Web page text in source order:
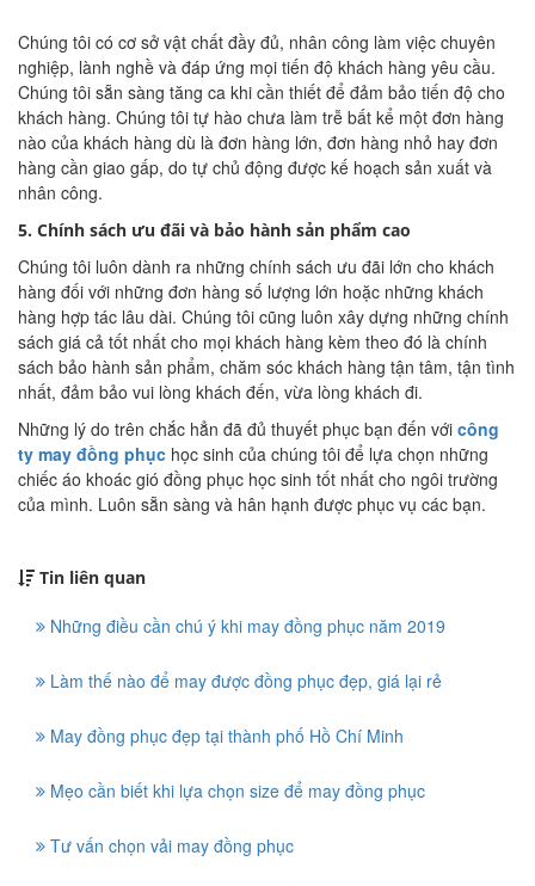
Chúng tôi có cơ sở vật chất đầy đủ, nhân công làm việc chuyên
nghiệp, lành nghề và đáp ứng mọi tiến độ khách hàng yêu cầu.
Chúng tôi sẵn sàng tăng ca khi cần thiết để đảm bảo tiến độ cho
khách hàng. Chúng tôi tự hào chưa làm trễ bất kể một đơn hàng
nào của khách hàng dù là đơn hàng lớn, đơn hàng nhỏ hay đơn
hàng cần giao gấp, do tự chủ động được kế hoạch sản xuất và
nhân công.
5. Chính sách ưu đãi và bảo hành sản phẩm cao
Chúng tôi luôn dành ra những chính sách ưu đãi lớn cho khách
hàng đối với những đơn hàng số lượng lớn hoặc những khách
hàng hợp tác lâu dài. Chúng tôi cũng luôn xây dựng những chính
sách giá cả tốt nhất cho mọi khách hàng kèm theo đó là chính
sách bảo hành sản phẩm, chăm sóc khách hàng tận tâm, tận tình
nhất, đảm bảo vui lòng khách đến, vừa lòng khách đi.
Những lý do trên chắc hẳn đã đủ thuyết phục bạn đến với công
ty may đồng phục học sinh của chúng tôi để lựa chọn những
chiếc áo khoác gió đồng phục học sinh tốt nhất cho ngôi trường
của mình. Luôn sẵn sàng và hân hạnh được phục vụ các bạn.
Tin liên quan
Những điều cần chú ý khi may đồng phục năm 2019
Làm thế nào để may được đồng phục đẹp, giá lại rẻ
May đồng phục đẹp tại thành phố Hồ Chí Minh
Mẹo cần biết khi lựa chọn size để may đồng phục
Tư vấn chọn vải may đồng phục